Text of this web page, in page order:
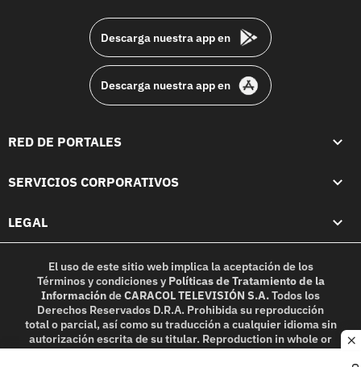
Descarga nuestra app en
Descarga nuestra app en
RED DE PORTALES
SERVICIOS CORPORATIVOS
LEGAL
El uso de este sitio web implica la aceptación de los
Términos y condicionesy Políticas de Tratamiento de la
InformacióndeCARACOL TELEVISIÓN S.A.Todos los
Derechos Reservados D.R.A. Prohibida su reproducción
total o parcial, así como su traducción a cualquier idioma sin
autorización escrita de su titular. Reproduction in whole or